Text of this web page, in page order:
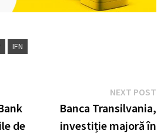
IFN
de
NEXT POST
Banca Transilvania,
investiție majoră în